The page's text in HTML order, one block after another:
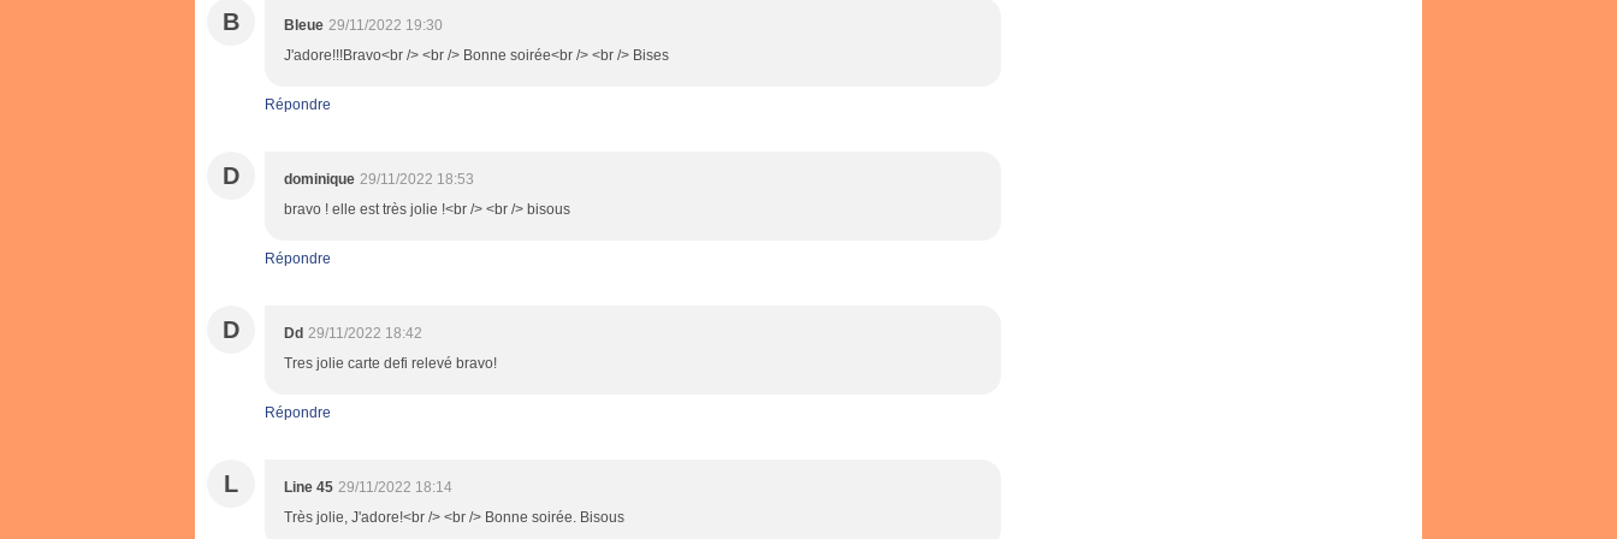
B Bleue 29/11/2022 19:30
J'adore!!!Bravo<br /> <br /> Bonne soirée<br /> <br /> Bises
Répondre
D dominique 29/11/2022 18:53
bravo ! elle est très jolie !<br /> <br /> bisous
Répondre
D Dd 29/11/2022 18:42
Tres jolie carte defi relevé bravo!
Répondre
L Line 45 29/11/2022 18:14
Très jolie, J'adore!<br /> <br /> Bonne soirée. Bisous